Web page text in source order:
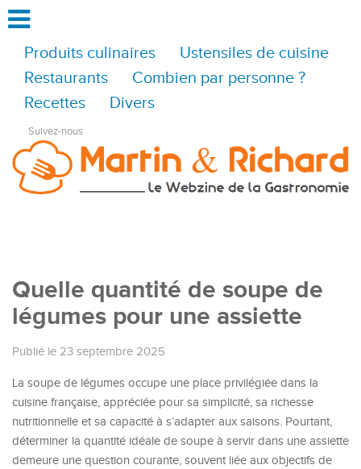
Produits culinaires
Ustensiles de cuisine
Restaurants
Combien par personne ?
Recettes
Divers
Suivez-nous
Quelle quantité de soupe de
légumes pour une assiette
Publié le 23 septembre 2025
La soupe de légumes occupe une place privilégiée dans la
cuisine française, appréciée pour sa simplicité, sa richesse
nutritionnelle et sa capacité à s’adapter aux saisons. Pourtant,
déterminer la quantité idéale de soupe à servir dans une assiette
demeure une question courante, souvent liée aux objectifs de